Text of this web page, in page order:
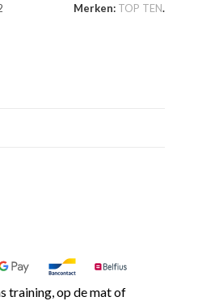
Merken: TOP TEN.
training, op de mat of